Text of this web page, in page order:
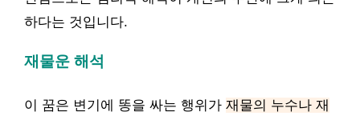
하다는 것입니다.
재물운 해석
이 꿈은 변기에 똥을 싸는 행위가 재물의 누수나 재